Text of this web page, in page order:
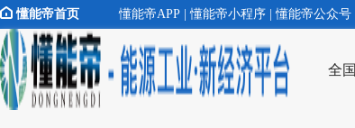
懂能帝首页 懂能帝APP | 懂能帝小程序 | 懂能帝公众号
全国